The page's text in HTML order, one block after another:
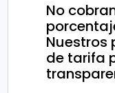
No
Nuestros
de tarifa